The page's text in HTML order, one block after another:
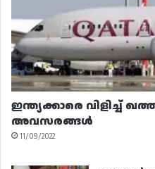
ഇന്ത്യക്കാരെ വിളിച്ച്
അവസരങ്ങൾ
11/09/2022